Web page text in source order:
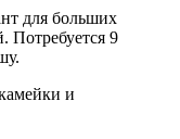
для больших
Потребуется 9
и